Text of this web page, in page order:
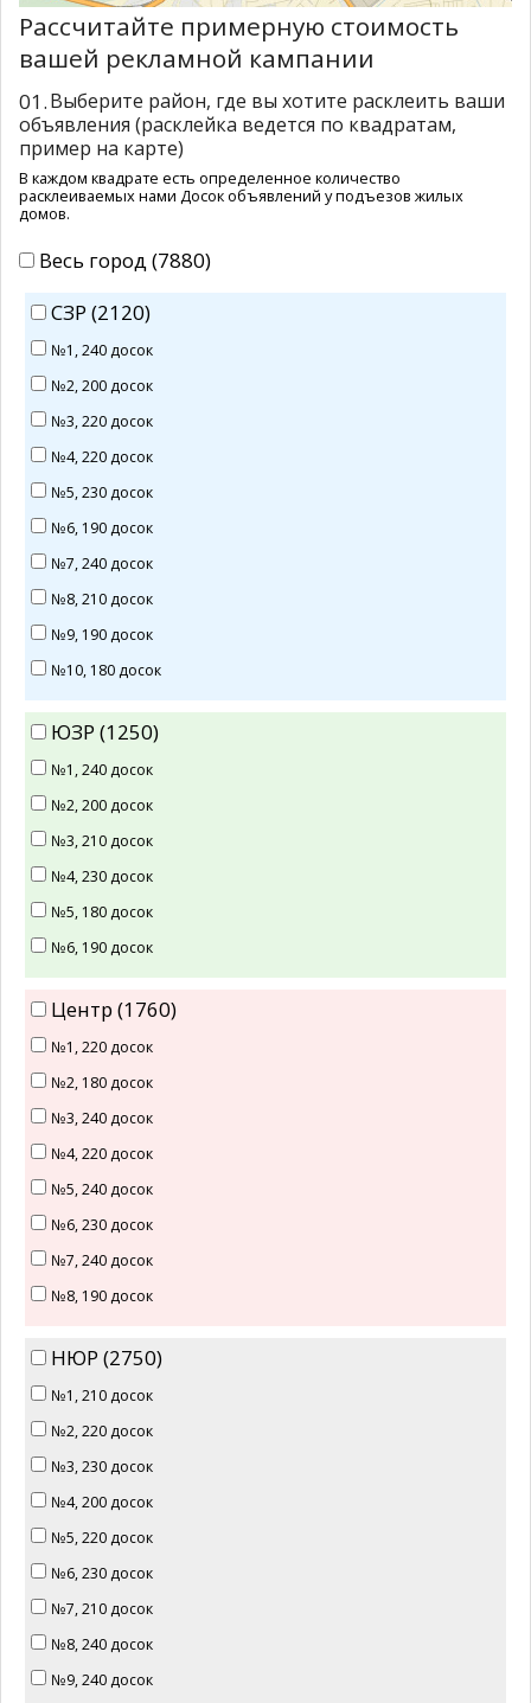
Рассчитайте примерную стоимость
вашей рекламной кампании
01.Выберите район, где вы хотите расклеить ваши
объявления (расклейка ведется по квадратам,
пример на карте)
В каждом квадрате есть определенное количество
расклеиваемых нами Досок объявлений у подъезов жилых
домов.
Весь город (7880)
СЗР (2120)
№1, 240 досок
№2, 200 досок
№3, 220 досок
№4, 220 досок
№5, 230 досок
№6, 190 досок
№7, 240 досок
№8, 210 досок
№9, 190 досок
№10, 180 досок
ЮЗР (1250)
№1, 240 досок
№2, 200 досок
№3, 210 досок
№4, 230 досок
№5, 180 досок
№6, 190 досок
Центр (1760)
№1, 220 досок
№2, 180 досок
№3, 240 досок
№4, 220 досок
№5, 240 досок
№6, 230 досок
№7, 240 досок
№8, 190 досок
НЮР (2750)
№1, 210 досок
№2, 220 досок
№3, 230 досок
№4, 200 досок
№5, 220 досок
№6, 230 досок
№7, 210 досок
№8, 240 досок
№9, 240 досок